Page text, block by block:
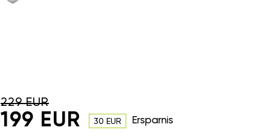
229 EUR
199 EUR 30 EUR Ersparnis